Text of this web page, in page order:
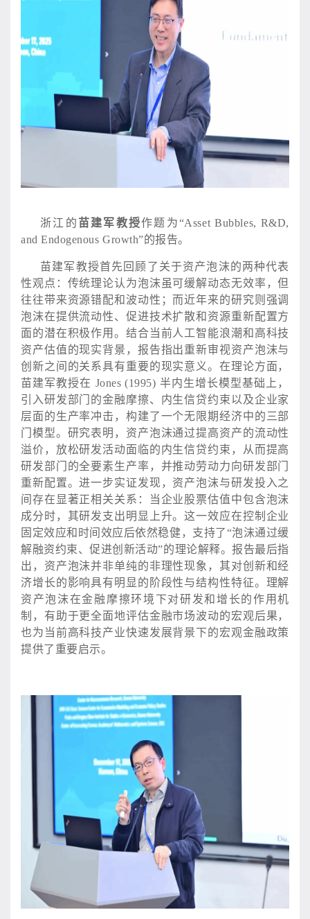
浙江的 苗建军教授作题为“Asset Bubbles, R&D,
and Endogenous Growth”的报告。
苗建军教授首先回顾了关于资产泡沫的两种代表
性观点：传统理论认为泡沫虽可缓解动态无效率，但
往往带来资源错配和波动性；而近年来的研究则强调
泡沫在提供流动性、促进技术扩散和资源重新配置方
面的潜在积极作用。结合当前人工智能浪潮和高科技
资产估值的现实背景，报告指出重新审视资产泡沫与
创新之间的关系具有重要的现实意义。在理论方面，
苗建军教授在 Jones (1995) 半内生增长模型基础上，
引入研发部门的金融摩擦、内生信贷约束以及企业家
层面的生产率冲击，构建了一个无限期经济中的三部
门模型。研究表明，资产泡沫通过提高资产的流动性
溢价，放松研发活动面临的内生信贷约束，从而提高
研发部门的全要素生产率，并推动劳动力向研发部门
重新配置。进一步实证发现，资产泡沫与研发投入之
间存在显著正相关关系：当企业股票估值中包含泡沫
成分时，其研发支出明显上升。这一效应在控制企业
固定效应和时间效应后依然稳健，支持了“泡沫通过缓
解融资约束、促进创新活动”的理论解释。报告最后指
出，资产泡沫并非单纯的非理性现象，其对创新和经
济增长的影响具有明显的阶段性与结构性特征。理解
资产泡沫在金融摩擦环境下对研发和增长的作用机
制，有助于更全面地评估金融市场波动的宏观后果，
也为当前高科技产业快速发展背景下的宏观金融政策
提供了重要启示。